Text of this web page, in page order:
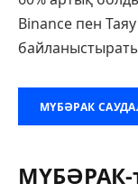
Binance пен
МҮБӘРАК
МҮБӘРАК-